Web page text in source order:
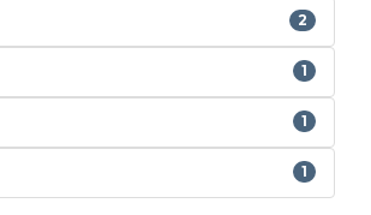
2
1
1
1